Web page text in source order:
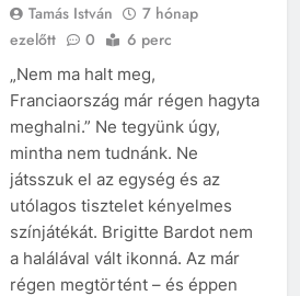
Tamás István
7 hónap
ezelőtt
0 6 perc
„Nem ma halt meg,
Franciaország már régen hagyta
meghalni.” Ne tegyünk úgy,
mintha nem tudnánk. Ne
játsszuk el az egység és az
utólagos tisztelet kényelmes
színjátékát. Brigitte Bardot nem
a halálával vált ikonná. Az már
régen megtörtént – és éppen